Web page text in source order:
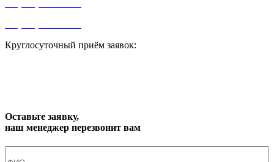
Круглосуточный приём заявок:
Оставьте заявку,
наш менеджер перезвонит вам